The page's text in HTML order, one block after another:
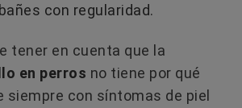
con regularidad.
tener en cuenta que la
en perros no tiene por qué
con síntomas de piel